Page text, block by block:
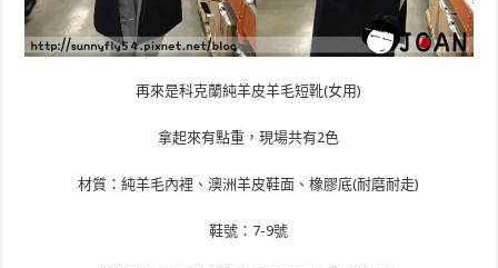
再來是科克蘭純羊皮羊毛短靴(女用)
拿起來有點重，現場共有2色
材質：純羊毛內裡、澳洲羊皮鞋面、橡膠底(耐磨耐走)
鞋號：7-9號